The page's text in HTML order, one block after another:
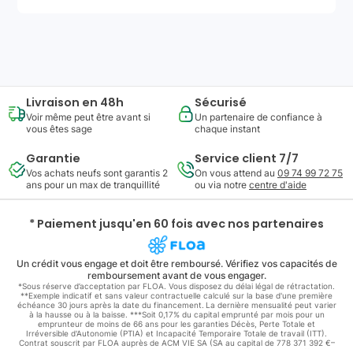
Livraison en 48h
Voir même peut être avant si
vous êtes sage
Sécurisé
Un partenaire de confiance à
chaque instant
Garantie
Vos achats neufs sont garantis 2
ans pour un max de tranquillité
Service client 7/7
On vous attend au 09 74 99 72 75
ou via notre centre d'aide
* Paiement jusqu'en 60 fois avec nos partenaires
Un crédit vous engage et doit être remboursé. Vérifiez vos capacités de
remboursement avant de vous engager.
*Sous réserve d’acceptation par FLOA. Vous disposez du délai légal de rétractation.
**Exemple indicatif et sans valeur contractuelle calculé sur la base d'une première
échéance 30 jours après la date du financement. La dernière mensualité peut varier
à la hausse ou à la baisse. ***Soit 0,17% du capital emprunté par mois pour un
emprunteur de moins de 66 ans pour les garanties Décès, Perte Totale et
Irréversible d'Autonomie (PTIA) et Incapacité Temporaire Totale de travail (ITT).
Contrat souscrit par FLOA auprès de ACM VIE SA (SA au capital de 778 371 392 €–